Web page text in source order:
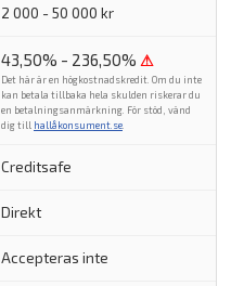
2 000 - 50 000 kr
43,50% - 236,50% ⚠
Det här är en högkostnadskredit. Om du inte
kan betala tillbaka hela skulden riskerar du
en betalningsanmärkning. För stöd, vänd
dig till hallåkonsument.se
Creditsafe
Direkt
Accepteras inte